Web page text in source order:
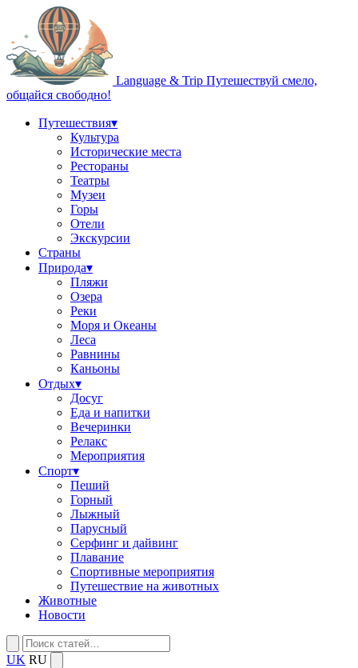
Language & Trip Путешествуй смело,
общайся свободно!
Путешествия▾
Культура
Исторические места
Рестораны
Театры
Музеи
Горы
Отели
Экскурсии
Страны
Природа▾
Пляжи
Озера
Реки
Моря и Океаны
Леса
Равнины
Каньоны
Отдых▾
Досуг
Еда и напитки
Вечеринки
Релакс
Мероприятия
Спорт▾
Пеший
Горный
Лыжный
Парусный
Серфинг и дайвинг
Плавание
Спортивные мероприятия
Путешествие на животных
Животные
Новости
UK RU